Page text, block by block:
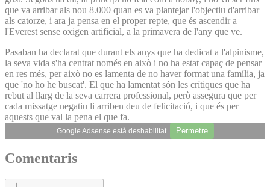
que va arribar als nou 8.000 quan es va plantejar l'objectiu d'arribar
als catorze, i ara ja pensa en el proper repte, que és ascendir a
l'Everest sense oxigen artificial, a la primavera de l'any que ve.
Pasaban ha declarat que durant els anys que ha dedicat a l'alpinisme,
la seva vida s'ha centrat només en això i no ha estat capaç de pensar
en res més, per això no es lamenta de no haver format una família, ja
que 'no ho he buscat'. El que ha lamentat són les crítiques que ha
rebut al llarg de la seva carrera professional, però assegura que per
cada missatge negatiu li arriben deu de felicitació, i que és per
aquests que val la pena el que fa.
Google Adsense està deshabilitat. Permetre
Comentaris